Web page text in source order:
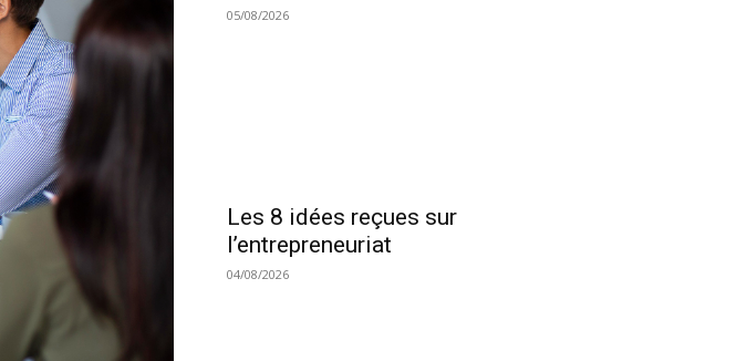
05/08/2026
Les 8 idées reçues sur
l’entrepreneuriat
04/08/2026